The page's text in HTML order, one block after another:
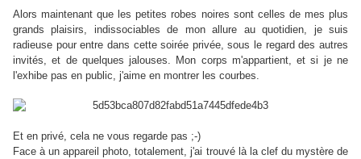
Alors maintenant que les petites robes noires sont celles de mes plus
grands plaisirs, indissociables de mon allure au quotidien, je suis
radieuse pour entre dans cette soirée privée, sous le regard des autres
invités, et de quelques jalouses. Mon corps m'appartient, et si je ne
l'exhibe pas en public, j'aime en montrer les courbes.
Et en privé, cela ne vous regarde pas ;-)
Face à un appareil photo, totalement, j'ai trouvé là la clef du mystère de